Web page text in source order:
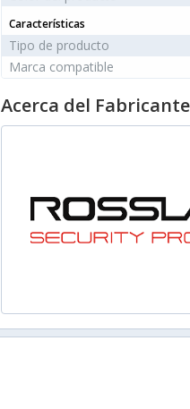
Características
Tipo de producto
Marca compatible
Acerca del Fabricante